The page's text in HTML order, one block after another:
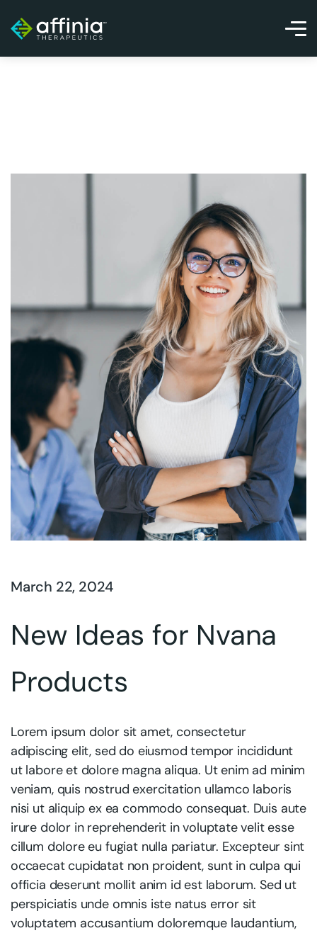
March 22, 2024
New Ideas for Nvana
Products
Lorem ipsum dolor sit amet, consectetur
adipiscing elit, sed do eiusmod tempor incididunt
ut labore et dolore magna aliqua. Ut enim ad minim
veniam, quis nostrud exercitation ullamco laboris
nisi ut aliquip ex ea commodo consequat. Duis aute
irure dolor in reprehenderit in voluptate velit esse
cillum dolore eu fugiat nulla pariatur. Excepteur sint
occaecat cupidatat non proident, sunt in culpa qui
officia deserunt mollit anim id est laborum. Sed ut
perspiciatis unde omnis iste natus error sit
voluptatem accusantium doloremque laudantium,